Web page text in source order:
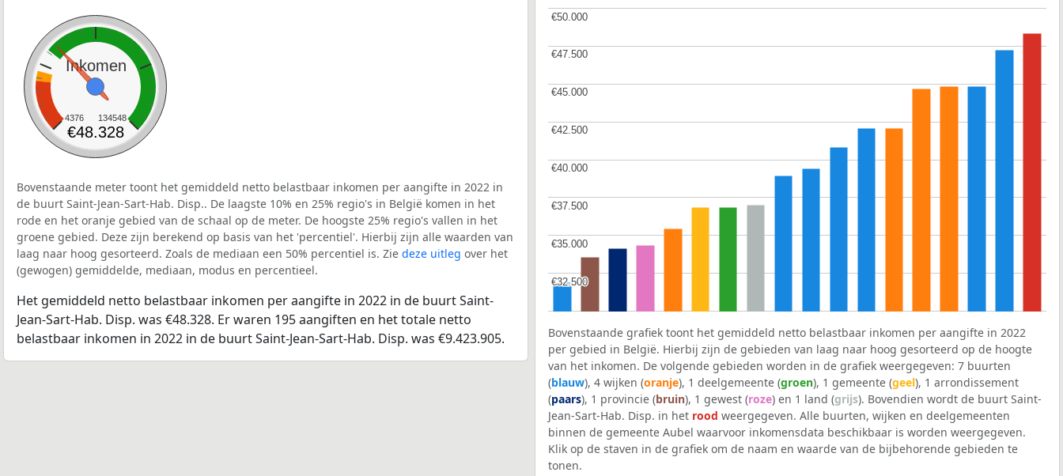
Inkomen
4376 134548
€48.328
Bovenstaande meter toont het gemiddeld netto belastbaar inkomen per aangifte in 2022 in
de buurt Saint-Jean-Sart-Hab. Disp.. De laagste 10% en 25% regio's in België komen in het
rode en het oranje gebied van de schaal op de meter. De hoogste 25% regio's vallen in het
groene gebied. Deze zijn berekend op basis van het 'percentiel'. Hierbij zijn alle waarden van
laag naar hoog gesorteerd. Zoals de mediaan een 50% percentiel is. Zie deze uitleg over het
(gewogen) gemiddelde, mediaan, modus en percentieel.
Het gemiddeld netto belastbaar inkomen per aangifte in 2022 in de buurt Saint-
Jean-Sart-Hab. Disp. was €48.328. Er waren 195 aangiften en het totale netto
belastbaar inkomen in 2022 in de buurt Saint-Jean-Sart-Hab. Disp. was €9.423.905.
€32.500
€32.500
€35.000
€35.000
€37.500
€37.500
€40.000
€40.000
€42.500
€42.500
€45.000
€45.000
€47.500
€47.500
€50.000
€50.000
Bovenstaande grafiek toont het gemiddeld netto belastbaar inkomen per aangifte in 2022
per gebied in België. Hierbij zijn de gebieden van laag naar hoog gesorteerd op de hoogte
van het inkomen. De volgende gebieden worden in de grafiek weergegeven: 7 buurten
(blauw), 4 wijken (oranje), 1 deelgemeente (groen), 1 gemeente (geel), 1 arrondissement
(paars), 1 provincie (bruin), 1 gewest (roze) en 1 land (grijs). Bovendien wordt de buurt Saint-
Jean-Sart-Hab. Disp. in het rood weergegeven. Alle buurten, wijken en deelgemeenten
binnen de gemeente Aubel waarvoor inkomensdata beschikbaar is worden weergegeven.
Klik op de staven in de grafiek om de naam en waarde van de bijbehorende gebieden te
tonen.